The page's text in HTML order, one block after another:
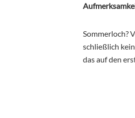
Sommerloch?
schließlich
das auf den